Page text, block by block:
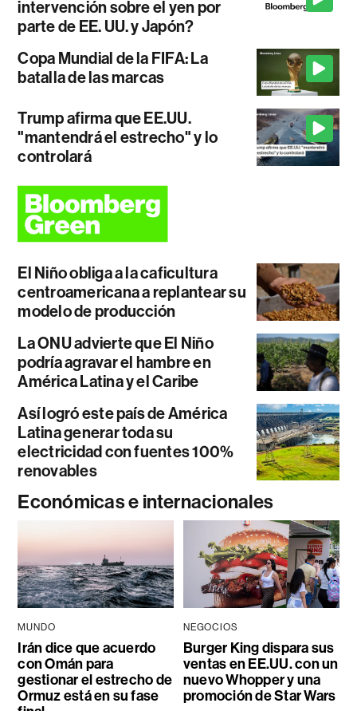
intervención sobre el yen por
parte de EE. UU. y Japón?
Copa Mundial de la FIFA: La
batalla de las marcas
Trump afirma que EE.UU.
"mantendrá el estrecho" y lo
controlará
El Niño obliga a la caficultura
centroamericana a replantear su
modelo de producción
La ONU advierte que El Niño
podría agravar el hambre en
América Latina y el Caribe
Así logró este país de América
Latina generar toda su
electricidad con fuentes 100%
renovables
Económicas e internacionales
MUNDO
Irán dice que acuerdo
con Omán para
gestionar el estrecho de
Ormuz está en su fase
NEGOCIOS
Burger King dispara sus
ventas en EE.UU. con un
nuevo Whopper y una
promoción de Star Wars